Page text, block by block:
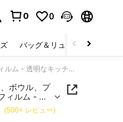
0 0
バッグ＆リュック
100個 使い捨てプラスチック ラップフィルム、ボウル、プレート、果物、野菜用の伸縮性のあるラップフィルム - 透明なキッチンラップ、ほこり除け、日常使いに適しています
ボウル、プ
ィルム - 透
していま
(500+ レビュー)